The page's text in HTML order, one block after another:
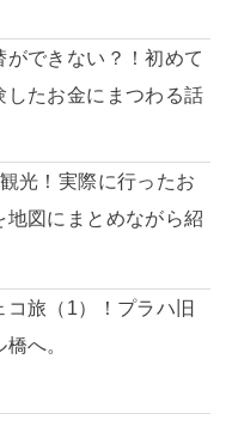
できない？！初めて
したお金にまつわる話
光！実際に行ったお
地図にまとめながら紹
旅（1）！プラハ旧
へ。